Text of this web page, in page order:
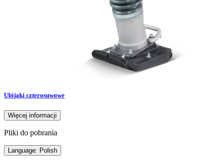
Ubijaki czterosuwowe
Więcej informacji
Pliki do pobrania
Language: Polish